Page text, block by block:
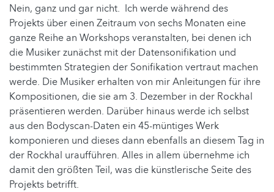
Nein, ganz und gar nicht. Ich werde während des
Projekts über einen Zeitraum von sechs Monaten eine
ganze Reihe an Workshops veranstalten, bei denen ich
die Musiker zunächst mit der Datensonifikation und
bestimmten Strategien der Sonifikation vertraut machen
werde. Die Musiker erhalten von mir Anleitungen für ihre
Kompositionen, die sie am 3. Dezember in der Rockhal
präsentieren werden. Darüber hinaus werde ich selbst
aus den Bodyscan-Daten ein 45-müntiges Werk
komponieren und dieses dann ebenfalls an diesem Tag in
der Rockhal uraufführen. Alles in allem übernehme ich
damit den größten Teil, was die künstlerische Seite des
Projekts betrifft.